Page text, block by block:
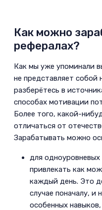
Как можно
рефералах?­
Как мы уже упоминали
не представляет собой
разберётесь в
способах мотивации
Более того, какой-
отличаться от
Зарабатывать можно
для
привлекать как
каждый день. Это
случае поначалу, и
особенных